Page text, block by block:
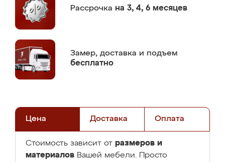
Рассрочка на 3, 4, 6 месяцев
Замер, доставка и подъем
бесплатно
Цена Доставка Оплата
Стоимость зависит от размеров и
материалов Вашей мебели. Просто